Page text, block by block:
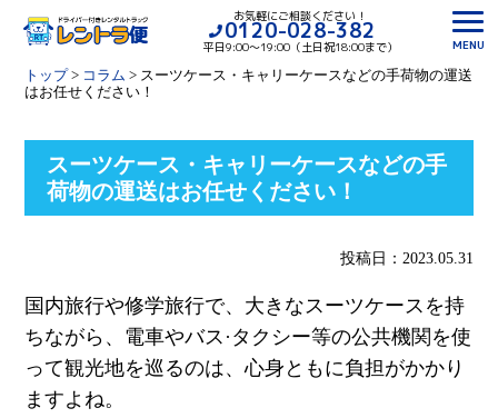
お気軽にご相談ください！
0120-028-382
平日9:00〜19:00（土日祝18:00まで）
MENU
トップ> コラム > スーツケース・キャリーケースなどの手荷物の運送
はお任せください！
スーツケース・キャリーケースなどの手
荷物の運送はお任せください！
投稿日：2023.05.31
国内旅行や修学旅行で、大きなスーツケースを持
ちながら、電車やバス·タクシー等の公共機関を使
って観光地を巡るのは、心身ともに負担がかかり
ますよね。